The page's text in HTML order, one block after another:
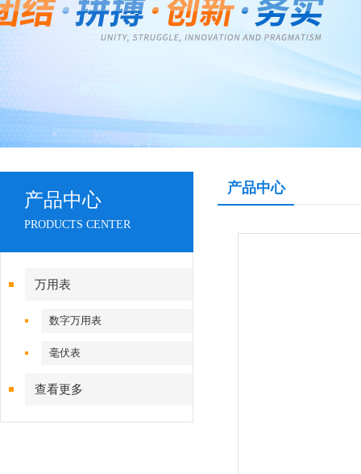
产品中心
PRODUCTS CENTER
万用表
数字万用表
毫伏表
查看更多
产品中心